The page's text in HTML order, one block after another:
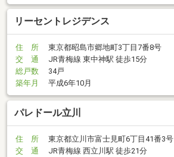
リーセントレジデンス
住 所
東京都昭島市郷地町3丁目7番8号
交 通
JR青梅線 東中神駅 徒歩15分
総戸数
34戸
築年月
平成6年10月
パレドール立川
住 所
東京都立川市富士見町6丁目41番3号
交 通
JR青梅線 西立川駅 徒歩21分